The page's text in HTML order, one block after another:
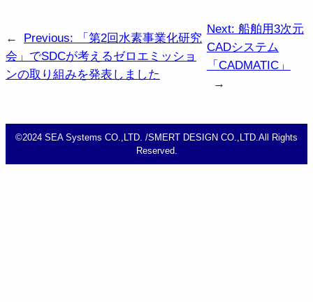
← Previous:
「第2回水素事業化研究
会」でSDCが考えるゼロエミッショ
ンの取り組みを発表しました
Next: 船舶用3次元
CADシステム
「CADMATIC」
→
​©2024 SEA Systems CO.,LTD. /SMERT DESIGN CO.,LTD.All Rights
Reserved.